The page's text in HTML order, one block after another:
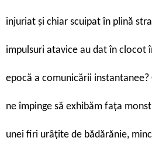
injuriat și chiar scuipat în plină
impulsuri atavice au dat în clocot
epocă a comunicării instantanee?
ne împinge să exhibăm fața
unei firi urâțite de bădărănie,